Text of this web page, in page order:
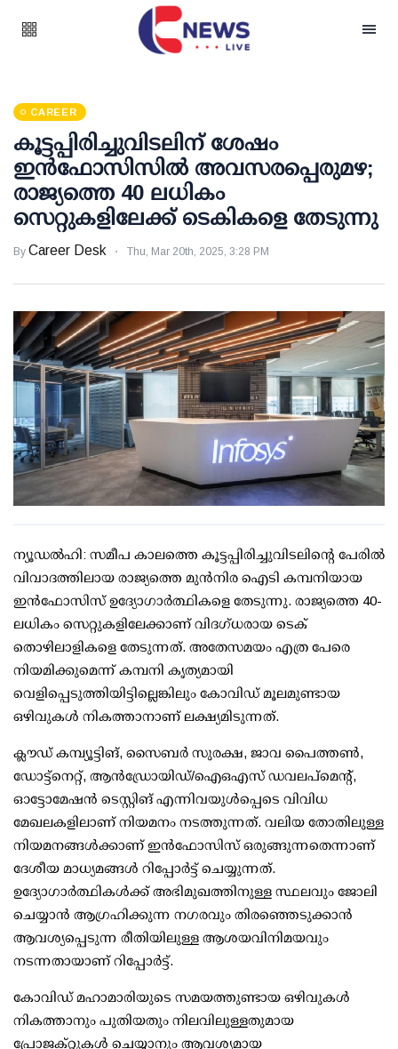
CAREER
കൂട്ടപ്പിരിച്ചുവിടലിന് ശേഷം
ഇന്‍ഫോസിസില്‍ അവസരപ്പെരുമഴ;
രാജ്യത്തെ 40 ലധികം
സെറ്റുകളിലേക്ക് ടെകികളെ തേടുന്നു
By Career Desk Thu, Mar 20th, 2025, 3:28 PM
ന്യൂഡല്‍ഹി: സമീപ കാലത്തെ കൂട്ടപ്പിരിച്ചുവിടലിന്റെ പേരില്‍
വിവാദത്തിലായ രാജ്യത്തെ മുന്‍നിര ഐടി കമ്പനിയായ
ഇന്‍ഫോസിസ് ഉദ്യോഗാര്‍ത്ഥികളെ തേടുന്നു. രാജ്യത്തെ 40-
ലധികം സെറ്റുകളിലേക്കാണ് വിദഗ്ധരായ ടെക്
തൊഴിലാളികളെ തേടുന്നത്. അതേസമയം എത്ര പേരെ
നിയമിക്കുമെന്ന് കമ്പനി കൃത്യമായി
വെളിപ്പെടുത്തിയിട്ടില്ലെങ്കിലും കോവിഡ് മൂലമുണ്ടായ
ഒഴിവുകള്‍ നികത്താനാണ് ലക്ഷ്യമിടുന്നത്.
ക്ലൗഡ് കമ്പ്യൂട്ടിങ്, സൈബര്‍ സുരക്ഷ, ജാവ പൈത്തണ്‍,
ഡോട്ട്നെറ്റ്, ആന്‍ഡ്രോയിഡ്/ഐഒഎസ് ഡവലപ്മെന്റ്,
ഓട്ടോമേഷന്‍ ടെസ്റ്റിങ് എന്നിവയുള്‍പ്പെടെ വിവിധ
മേഖലകളിലാണ് നിയമനം നടത്തുന്നത്. വലിയ തോതിലുള്ള
നിയമനങ്ങള്‍ക്കാണ് ഇന്‍ഫോസിസ് ഒരുങ്ങുന്നതെന്നാണ്
ദേശീയ മാധ്യമങ്ങള്‍ റിപ്പോര്‍ട്ട് ചെയ്യുന്നത്.
ഉദ്യോഗാര്‍ത്ഥികള്‍ക്ക് അഭിമുഖത്തിനുള്ള സ്ഥലവും ജോലി
ചെയ്യാന്‍ ആഗ്രഹിക്കുന്ന നഗരവും തിരഞ്ഞെടുക്കാന്‍
ആവശ്യപ്പെടുന്ന രീതിയിലുള്ള ആശയവിനിമയവും
നടന്നതായാണ് റിപ്പോര്‍ട്ട്.
കോവിഡ് മഹാമാരിയുടെ സമയത്തുണ്ടായ ഒഴിവുകള്‍
നികത്താനും പുതിയതും നിലവിലുള്ളതുമായ
പ്രോജക്റ്റുകള്‍ ചെയ്യാനും ആവശ്യമായ